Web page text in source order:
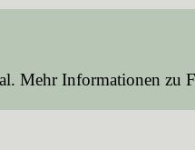
Mehr Informationen zu